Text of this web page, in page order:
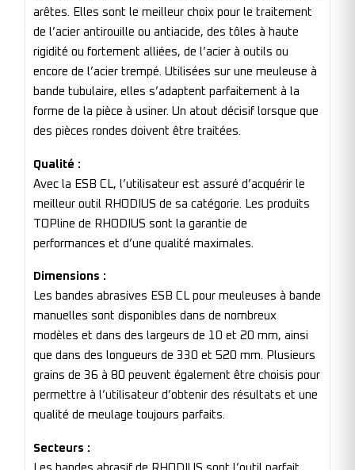
arêtes. Elles sont le meilleur choix pour le traitement
de l’acier antirouille ou antiacide, des tôles à haute
rigidité ou fortement alliées, de l’acier à outils ou
encore de l’acier trempé. Utilisées sur une meuleuse à
bande tubulaire, elles s’adaptent parfaitement à la
forme de la pièce à usiner. Un atout décisif lorsque que
des pièces rondes doivent être traitées.
Qualité :
Avec la ESB CL, l’utilisateur est assuré d’acquérir le
meilleur outil RHODIUS de sa catégorie. Les produits
TOPline de RHODIUS sont la garantie de
performances et d’une qualité maximales.
Dimensions :
Les bandes abrasives ESB CL pour meuleuses à bande
manuelles sont disponibles dans de nombreux
modèles et dans des largeurs de 10 et 20 mm, ainsi
que dans des longueurs de 330 et 520 mm. Plusieurs
grains de 36 à 80 peuvent également être choisis pour
permettre à l’utilisateur d’obtenir des résultats et une
qualité de meulage toujours parfaits.
Secteurs :